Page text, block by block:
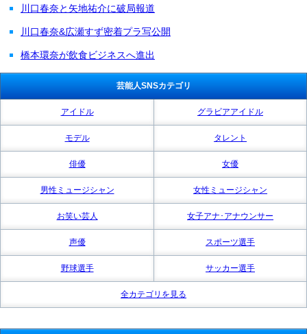
川口春奈と矢地祐介に破局報道
川口春奈&広瀬すず密着プラ写公開
橋本環奈が飲食ビジネスへ進出
芸能人SNSカテゴリ
アイドル グラビアアイドル
モデル タレント
俳優 女優
男性ミュージシャン 女性ミュージシャン
お笑い芸人 女子アナ･アナウンサー
声優 スポーツ選手
野球選手 サッカー選手
全カテゴリを見る